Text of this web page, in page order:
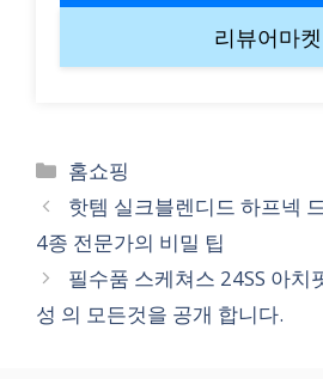
리뷰어마켓
Categories
홈쇼핑
핫템 실크블렌디드 하프넥
4종 전문가의 비밀 팁
필수품 스케쳐스 24SS 아치
성 의 모든것을 공개 합니다.